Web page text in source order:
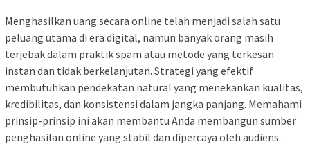
Menghasilkan uang secara online telah menjadi salah satu
peluang utama di era digital, namun banyak orang masih
terjebak dalam praktik spam atau metode yang terkesan
instan dan tidak berkelanjutan. Strategi yang efektif
membutuhkan pendekatan natural yang menekankan kualitas,
kredibilitas, dan konsistensi dalam jangka panjang. Memahami
prinsip-prinsip ini akan membantu Anda membangun sumber
penghasilan online yang stabil dan dipercaya oleh audiens.